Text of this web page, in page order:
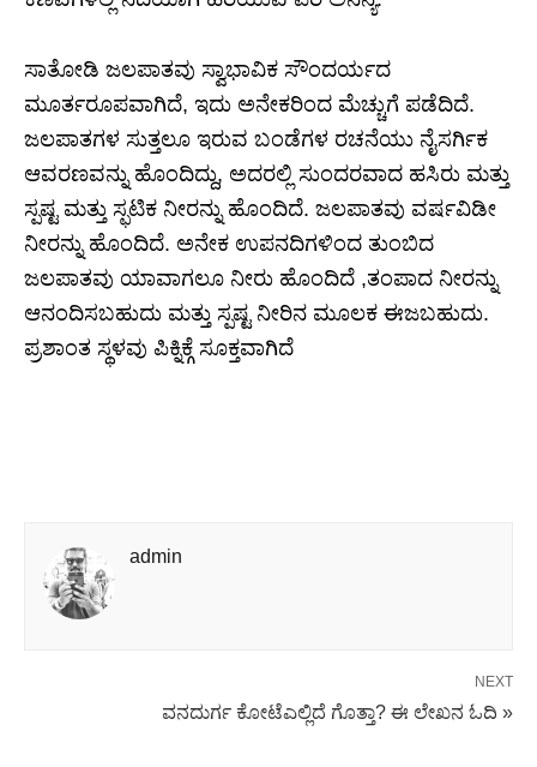
ಸಾತೋಡಿ ಜಲಪಾತವು ಸ್ವಾಭಾವಿಕ ಸೌಂದರ್ಯದ
ಮೂರ್ತರೂಪವಾಗಿದೆ, ಇದು ಅನೇಕರಿಂದ ಮೆಚ್ಚುಗೆ ಪಡೆದಿದೆ.
ಜಲಪಾತಗಳ ಸುತ್ತಲೂ ಇರುವ ಬಂಡೆಗಳ ರಚನೆಯು ನೈಸರ್ಗಿಕ
ಆವರಣವನ್ನು ಹೊಂದಿದ್ದು, ಅದರಲ್ಲಿ ಸುಂದರವಾದ ಹಸಿರು ಮತ್ತು
ಸ್ಪಷ್ಟ ಮತ್ತು ಸ್ಫಟಿಕ ನೀರನ್ನು ಹೊಂದಿದೆ. ಜಲಪಾತವು ವರ್ಷವಿಡೀ
ನೀರನ್ನು ಹೊಂದಿದೆ. ಅನೇಕ ಉಪನದಿಗಳಿಂದ ತುಂಬಿದ
ಜಲಪಾತವು ಯಾವಾಗಲೂ ನೀರು ಹೊಂದಿದೆ ,ತಂಪಾದ ನೀರನ್ನು
ಆನಂದಿಸಬಹುದು ಮತ್ತು ಸ್ಪಷ್ಟ ನೀರಿನ ಮೂಲಕ ಈಜಬಹುದು.
ಪ್ರಶಾಂತ ಸ್ಥಳವು ಪಿಕ್ನಿಕ್ಗೆ ಸೂಕ್ತವಾಗಿದೆ
admin
NEXT
ವನದುರ್ಗ ಕೋಟೆಎಲ್ಲಿದೆ ಗೊತ್ತಾ? ಈ ಲೇಖನ ಓದಿ »